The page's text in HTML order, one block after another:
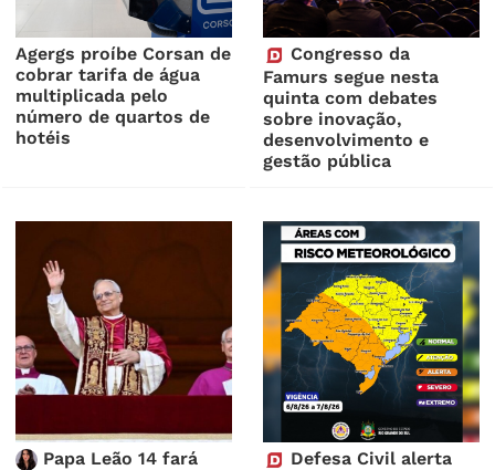
Agergs proíbe Corsan de
cobrar tarifa de água
multiplicada pelo
número de quartos de
hotéis
Congresso da
Famurs segue nesta
quinta com debates
sobre inovação,
desenvolvimento e
gestão pública
Papa Leão 14 fará
Defesa Civil alerta